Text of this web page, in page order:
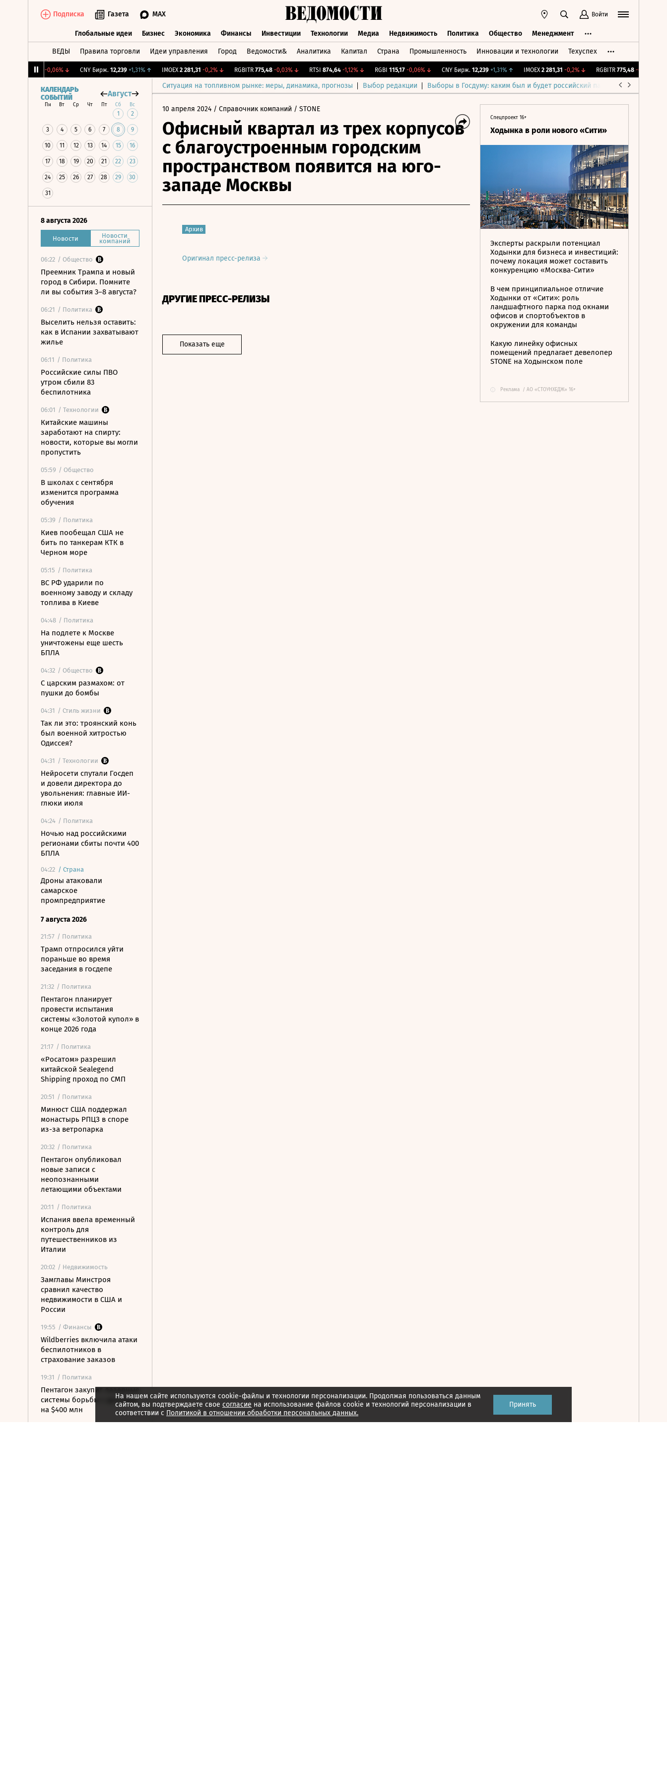
Подписка Газета MAX Войти
Глобальные идеи Бизнес Экономика Финансы Инвестиции Технологии Медиа Недвижимость Политика Общество Менеджмент
ВЕДЫ Правила торговли Идеи управления Город Ведомости& Аналитика Капитал Страна Промышленность Инновации и технологии Техуспех
-0,06%↓ CNY Бирж. 12,239 +1,31%↑ IMOEX 2 281,31 -0,2%↓ RGBITR 775,48 -0,03%↓ RTSI 874,64 -1,12% ↓ RGBI 115,17 -0,06%↓ CNY Бирж. 12,239 +1,31%↑ IMOEX 2 281,31 -0,2%↓ RGBITR 775,48 -0,03%
Ситуация на топливном рынке: меры, динамика, прогнозы Выбор редакции Выборы в Госдуму: каким был и будет российский парламент
КАЛЕНДАРЬ
СОБЫТИЙ
Август
Пн Вт Ср Чт Пт Сб Вс
1 2
3 4 5 6 7 8 9
10 11 12 13 14 15 16
17 18 19 20 21 22 23
24 25 26 27 28 29 30
31
8 августа 2026
Новости Новости
компаний
06:22 / Общество
Преемник Трампа и новый
город в Сибири. Помните
ли вы события 3–8 августа?
06:21 / Политика
Выселить нельзя оставить:
как в Испании захватывают
жилье
06:11 / Политика
Российские силы ПВО
утром сбили 83
беспилотника
06:01 / Технологии
Китайские машины
заработают на спирту:
новости, которые вы могли
пропустить
05:59 / Общество
В школах с сентября
изменится программа
обучения
05:39 / Политика
Киев пообещал США не
бить по танкерам КТК в
Черном море
05:15 / Политика
ВС РФ ударили по
военному заводу и складу
топлива в Киеве
04:48 / Политика
На подлете к Москве
уничтожены еще шесть
БПЛА
04:32 / Общество
С царским размахом: от
пушки до бомбы
04:31 / Стиль жизни
Так ли это: троянский конь
был военной хитростью
Одиссея?
04:31 / Технологии
Нейросети спутали Госдеп
и довели директора до
увольнения: главные ИИ-
глюки июля
04:24 / Политика
Ночью над российскими
регионами сбиты почти 400
БПЛА
04:22 / Страна
Дроны атаковали
самарское
промпредприятие
7 августа 2026
21:57 / Политика
Трамп отпросился уйти
пораньше во время
заседания в госдепе
21:32 / Политика
Пентагон планирует
провести испытания
системы «Золотой купол» в
конце 2026 года
21:17 / Политика
«Росатом» разрешил
китайской Sealegend
Shipping проход по СМП
20:51 / Политика
Минюст США поддержал
монастырь РПЦЗ в споре
из-за ветропарка
20:32 / Политика
Пентагон опубликовал
новые записи с
неопознанными
летающими объектами
20:11 / Политика
Испания ввела временный
контроль для
путешественников из
Италии
20:02 / Недвижимость
Замглавы Минстроя
сравнил качество
недвижимости в США и
России
19:55 / Финансы
Wildberries включила атаки
беспилотников в
страхование заказов
19:31 / Политика
Пентагон закупит лазерные
системы борьбы с дронами
на $400 млн
10 апреля 2024 / Справочник компаний / STONE
Офисный квартал из трех корпусов
с благоустроенным городским
пространством появится на юго-
западе Москвы
Архив
Оригинал пресс-релиза
ДРУГИЕ ПРЕСС-РЕЛИЗЫ
Показать еще
Спецпроект 16+
Ходынка в роли нового «Сити»
Эксперты раскрыли потенциал
Ходынки для бизнеса и инвестиций:
почему локация может составить
конкуренцию «Москва-Сити»
В чем принципиальное отличие
Ходынки от «Сити»: роль
ландшафтного парка под окнами
офисов и спортобъектов в
окружении для команды
Какую линейку офисных
помещений предлагает девелопер
STONE на Ходынском поле
Реклама / АО «СТОУНХЕДЖ» 16+
На нашем сайте используются cookie-файлы и технологии персонализации. Продолжая пользоваться данным
сайтом, вы подтверждаете свое согласие на использование файлов cookie и технологий персонализации в
соответствии с Политикой в отношении обработки персональных данных.
Принять